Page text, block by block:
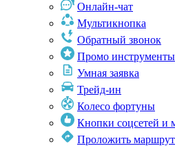
Онлайн-чат
Мультикнопка
Обратный звонок
Промо инструменты
Умная заявка
Трейд-ин
Колесо фортуны
Кнопки соцсетей и
Проложить маршрут